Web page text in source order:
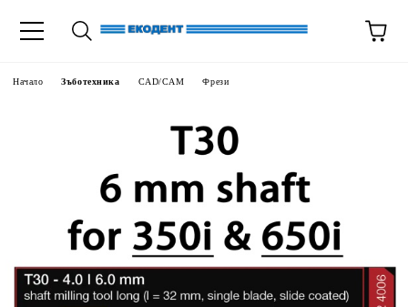
Начало Зъботехника CAD/CAM Фрези